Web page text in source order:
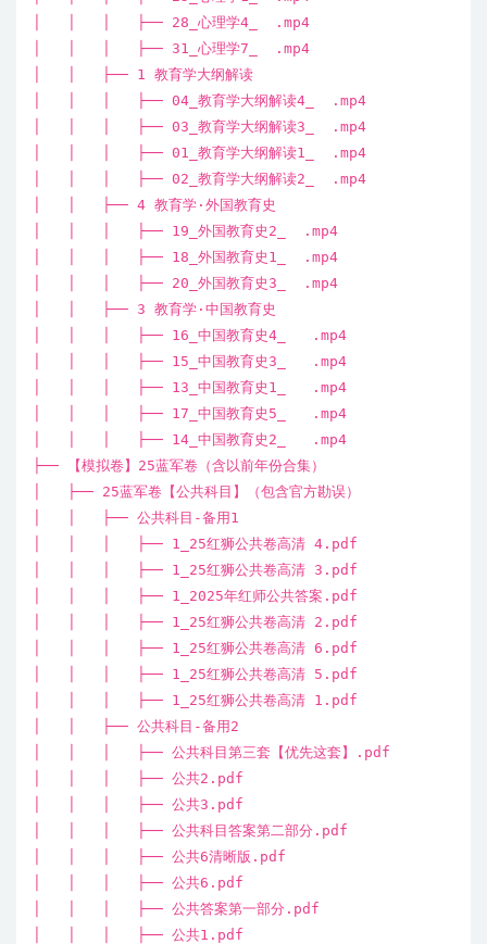
│ │ │ ├── 28_心理学4_ .mp4
│ │ │ ├── 31_心理学7_ .mp4
│ │ ├── 1 教育学大纲解读
│ │ │ ├── 04_教育学大纲解读4_ .mp4
│ │ │ ├── 03_教育学大纲解读3_ .mp4
│ │ │ ├── 01_教育学大纲解读1_ .mp4
│ │ │ ├── 02_教育学大纲解读2_ .mp4
│ │ ├── 4 教育学·外国教育史
│ │ │ ├── 19_外国教育史2_ .mp4
│ │ │ ├── 18_外国教育史1_ .mp4
│ │ │ ├── 20_外国教育史3_ .mp4
│ │ ├── 3 教育学·中国教育史
│ │ │ ├── 16_中国教育史4_ .mp4
│ │ │ ├── 15_中国教育史3_ .mp4
│ │ │ ├── 13_中国教育史1_ .mp4
│ │ │ ├── 17_中国教育史5_ .mp4
│ │ │ ├── 14_中国教育史2_ .mp4
├── 【模拟卷】25蓝军卷（含以前年份合集）
│ ├── 25蓝军卷【公共科目】（包含官方勘误）
│ │ ├── 公共科目-备用1
│ │ │ ├── 1_25红狮公共卷高清 4.pdf
│ │ │ ├── 1_25红狮公共卷高清 3.pdf
│ │ │ ├── 1_2025年红师公共答案.pdf
│ │ │ ├── 1_25红狮公共卷高清 2.pdf
│ │ │ ├── 1_25红狮公共卷高清 6.pdf
│ │ │ ├── 1_25红狮公共卷高清 5.pdf
│ │ │ ├── 1_25红狮公共卷高清 1.pdf
│ │ ├── 公共科目-备用2
│ │ │ ├── 公共科目第三套【优先这套】.pdf
│ │ │ ├── 公共2.pdf
│ │ │ ├── 公共3.pdf
│ │ │ ├── 公共科目答案第二部分.pdf
│ │ │ ├── 公共6清晰版.pdf
│ │ │ ├── 公共6.pdf
│ │ │ ├── 公共答案第一部分.pdf
│ │ │ ├── 公共1.pdf